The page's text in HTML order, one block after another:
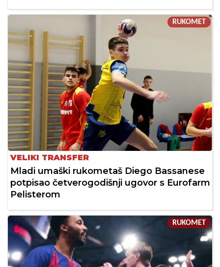
RUKOMET
VELIKI TRANSFER
Mladi umaški rukometaš Diego Bassanese
potpisao četverogodišnji ugovor s Eurofarm
Pelisterom
RUKOMET